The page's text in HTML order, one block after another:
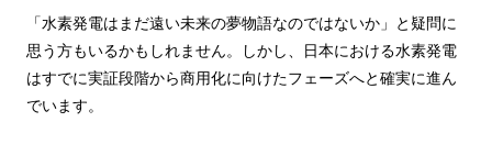
「水素発電はまだ遠い未来の夢物語なのではないか」と疑問に
思う方もいるかもしれません。しかし、日本における水素発電
はすでに実証段階から商用化に向けたフェーズへと確実に進ん
でいます。